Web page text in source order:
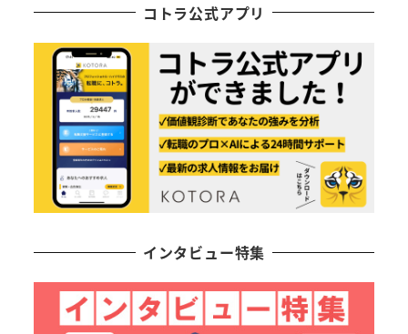
コトラ公式アプリ
インタビュー特集